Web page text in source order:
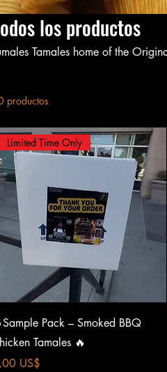
los productos
Tamales home of the
productos
Vista rápida
Limited Time Only
Pack – Smoked BBQ
Tamales 🔥
US$